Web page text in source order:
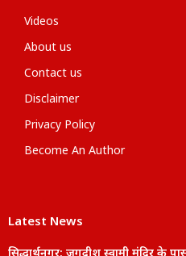
Videos
About us
Contact us
Disclaimer
Privacy Policy
Become An Author
Latest News